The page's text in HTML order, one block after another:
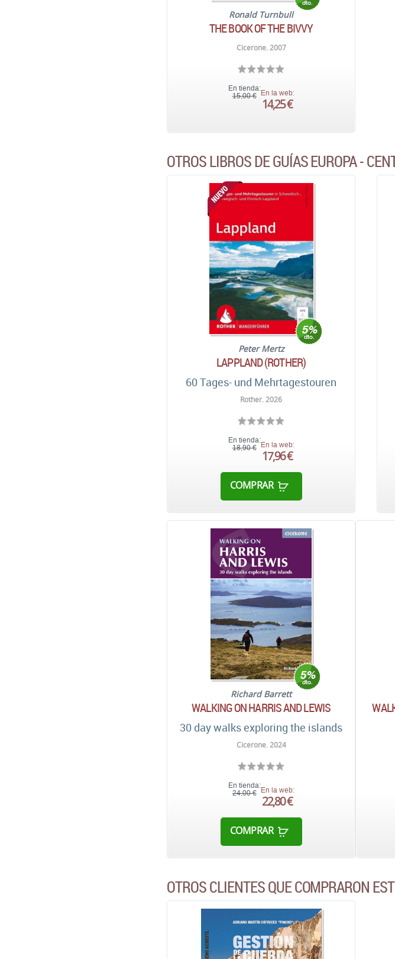
Ronald Turnbull
THE BOOK OF THE BIVVY
Cicerone. 2007
En tienda:
15,00 € En la web:
14,25 €
OTROS LIBROS DE GUÍAS EUROPA -
Peter Mertz
LAPPLAND (ROTHER)
60 Tages- und Mehrtagestouren
Rother. 2026
En tienda:
18,90 € En la web:
17,96 €
COMPRAR
Richard Barrett
WALKING ON HARRIS AND LEWIS
30 day walks exploring the islands
Cicerone. 2024
En tienda:
24,00 € En la web:
22,80 €
COMPRAR
OTROS CLIENTES QUE COMPRARON